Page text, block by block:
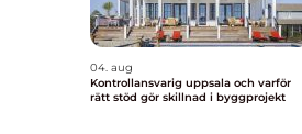
04. aug
Kontrollansvarig uppsala och varför
rätt stöd gör skillnad i byggprojekt